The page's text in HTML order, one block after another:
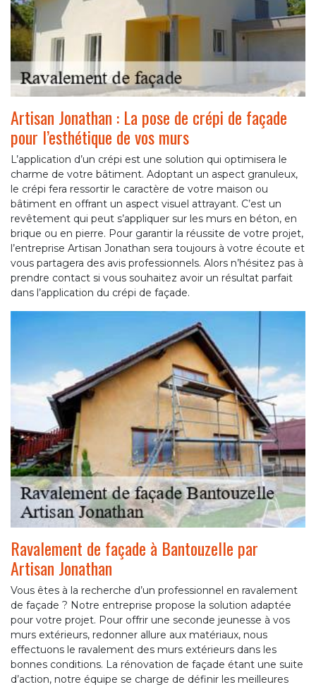
Artisan Jonathan : La pose de crépi de façade
pour l’esthétique de vos murs
L’application d’un crépi est une solution qui optimisera le
charme de votre bâtiment. Adoptant un aspect granuleux,
le crépi fera ressortir le caractère de votre maison ou
bâtiment en offrant un aspect visuel attrayant. C’est un
revêtement qui peut s’appliquer sur les murs en béton, en
brique ou en pierre. Pour garantir la réussite de votre projet,
l’entreprise Artisan Jonathan sera toujours à votre écoute et
vous partagera des avis professionnels. Alors n’hésitez pas à
prendre contact si vous souhaitez avoir un résultat parfait
dans l’application du crépi de façade.
Ravalement de façade à Bantouzelle par
Artisan Jonathan
Vous êtes à la recherche d’un professionnel en ravalement
de façade ? Notre entreprise propose la solution adaptée
pour votre projet. Pour offrir une seconde jeunesse à vos
murs extérieurs, redonner allure aux matériaux, nous
effectuons le ravalement des murs extérieurs dans les
bonnes conditions. La rénovation de façade étant une suite
d’action, notre équipe se charge de définir les meilleures